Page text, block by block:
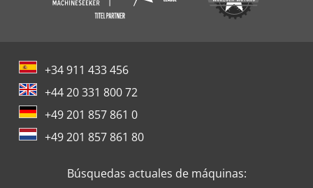
+34 911 433 456
+44 20 331 800 72
+49 201 857 861 0
+49 201 857 861 80
Búsquedas actuales de máquinas: